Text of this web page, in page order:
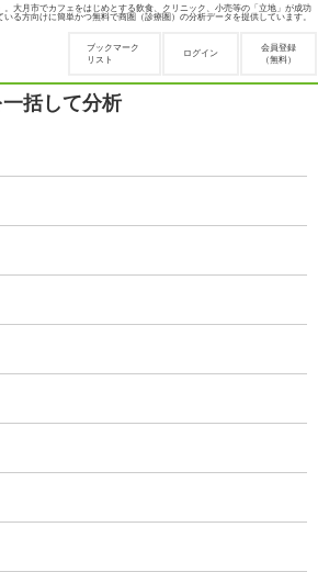
大月市でカフェをはじめとする飲食、クリニック、小売等の「立地」が成功
る方向けに簡単かつ無料で商圏（診療圏）の分析データを提供しています。
ブックマーク
リスト
ログイン
会員登録
（無料）
括して分析